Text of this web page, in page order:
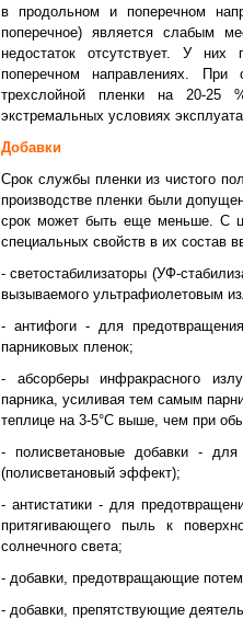
в продольном и поперечном
поперечное) является слабым
недостаток отсутствует. У них
поперечном направлениях.
трехслойной пленки на 20-
экстремальных условиях
Добавки
Срок службы пленки из чистого
производстве пленки были
срок может быть еще меньше. С
специальных свойств в их состав
- светостабилизаторы (УФ-
вызываемого ультрафиолетовым
- антифоги - для предотвращения
парниковых пленок;
- абсорберы инфракрасного
парника, усиливая тем самым
теплице на 3-5°С выше, чем при
- полисветановые добавки -
(полисветановый эффект);
- антистатики - для
притягивающего пыль к
солнечного света;
- добавки, предотвращающие
- добавки, препятствующие